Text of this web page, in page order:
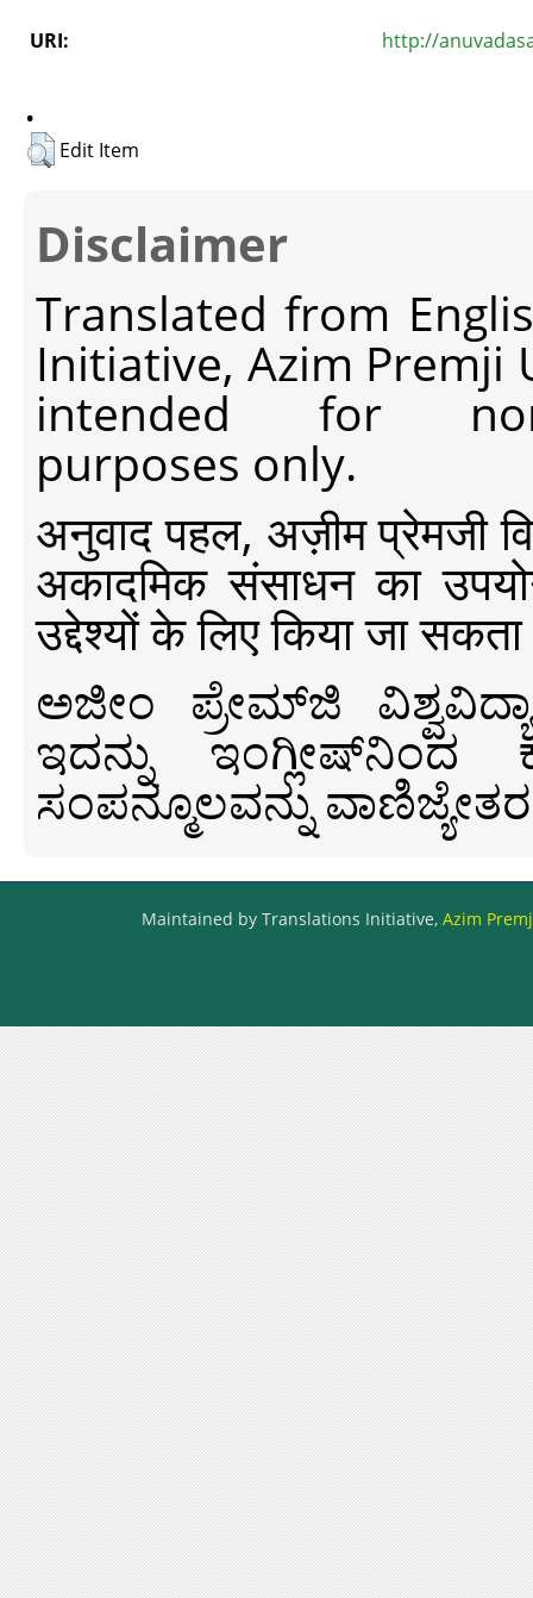
URI: http://
.
Edit Item
Disclaimer
Translated from
Initiative, Azim Premji
intended for non-
purposes only.
अनुवाद पहल, अज़ीम प्रेमजी
अकादमिक संसाधन का
उद्देश्यों के लिए किया जा
ಅಜೀಂ ಪ್ರೇಮ್‍ಜಿ
ಇದನ್ನು ಇಂಗ್ಲೀಷ್‍ನಿಂದ
ಸಂಪನ್ಮೂಲವನ್ನು
Maintained by Translations Initiative, Azim